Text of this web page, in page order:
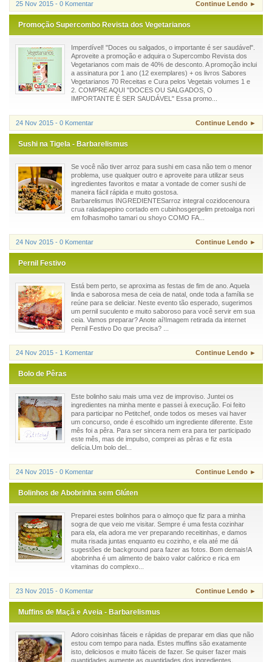
25 Nov 2015 - 0 Komentar Continue Lendo ►
Promoção Supercombo Revista dos Vegetarianos
Imperdível! "Doces ou salgados, o importante é ser saudável".
Aproveite a promoção e adquira o Supercombo Revista dos
Vegetarianos com mais de 40% de desconto. A promoção inclui
a assinatura por 1 ano (12 exemplares) + os livros Sabores
Vegetarianos 70 Receitas e Cura pelos Vegetais volumes 1 e
2. COMPRE AQUI "DOCES OU SALGADOS, O
IMPORTANTE É SER SAUDÁVEL" Essa promo...
24 Nov 2015 - 0 Komentar Continue Lendo ►
Sushi na Tigela - Barbarelismus
Se você não tiver arroz para sushi em casa não tem o menor
problema, use qualquer outro e aproveite para utilizar seus
ingredientes favoritos e matar a vontade de comer sushi de
maneira fácil rápida e muito gostosa.
Barbarelismus INGREDIENTESarroz integral cozidocenoura
crua raladapepino cortado em cubinhosgergelim pretoalga nori
em folhasmolho tamari ou shoyo COMO FA...
24 Nov 2015 - 0 Komentar Continue Lendo ►
Pernil Festivo
Está bem perto, se aproxima as festas de fim de ano. Aquela
linda e saborosa mesa de ceia de natal, onde toda a família se
reúne para se deliciar. Neste evento tão esperado, sugerimos
um pernil suculento e muito saboroso para você servir em sua
ceia. Vamos preparar? Anote aí!Imagem retirada da internet
Pernil Festivo Do que precisa? ...
24 Nov 2015 - 1 Komentar Continue Lendo ►
Bolo de Pêras
Este bolinho saiu mais uma vez de improviso. Juntei os
ingredientes na minha mente e passei à execução. Foi feito
para participar no Petitchef, onde todos os meses vai haver
um concurso, onde é escolhido um ingrediente diferente. Este
mês foi a pêra. Para ser sincera nem era para ter participado
este mês, mas de impulso, comprei as pêras e fiz esta
delícia.Um bolo del...
24 Nov 2015 - 0 Komentar Continue Lendo ►
Bolinhos de Abobrinha sem Glúten
Preparei estes bolinhos para o almoço que fiz para a minha
sogra de que veio me visitar. Sempre é uma festa cozinhar
para ela, ela adora me ver preparando receitinhas, e damos
muita risada juntas enquanto eu cozinho, e ela até me dá
sugestões de background para fazer as fotos. Bom demais!A
abobrinha é um alimento de baixo valor calórico e rica em
vitaminas do complexo...
23 Nov 2015 - 0 Komentar Continue Lendo ►
Muffins de Maçã e Aveia - Barbarelismus
Adoro coisinhas fáceis e rápidas de preparar em dias que não
estou com tempo para nada. Estes muffins são exatamente
isto, deliciosos e muito fáceis de fazer. Se quiser fazer mais
quantidades aumente as quantidades dos ingredientes.